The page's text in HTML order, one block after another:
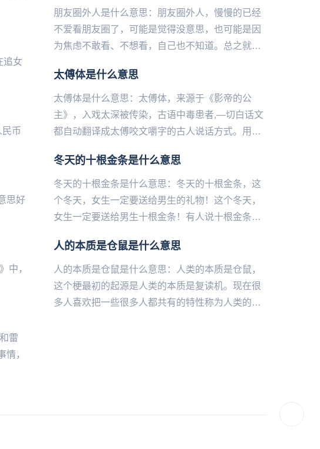
追女
币
思好
中，
雷
，
朋友圈外人是什么意思：朋友圈外人，慢慢的已经
不爱看朋友圈了，可能是觉得没意思，也可能是因
为焦虑不敢看、不想看，自己也不知道。总之就想
么，也变得没那么重要了。—...
太傅体是什么意思
太傅体是什么意思：太傅体，来源于《影帝的公
主》，入戏太深被传染，古语中毒患者,—切白话文
都自动翻译成太傅咬文嚼字的古人说话方式。用
peace例如：...
冬天的十根金条是什么意思
冬天的十根金条是什么意思：冬天的十根金条，这
个冬天，女生一定要送给男生的礼物！这个冬天，
女生一定要送给男生十根金条！有人说十根金条有
你...
人的本质是仓鼠是什么意思
人的本质是仓鼠是什么意思：人类的本质是仓鼠，
这个梗最初的起源是人类的本质是复读机。现在很
多人喜欢把一些很多人都共有的特性称为人类的本